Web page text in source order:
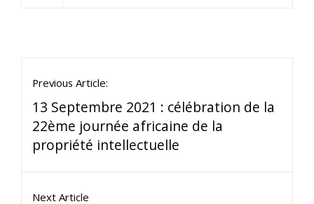
Previous Article:
13 Septembre 2021 : célébration de la
22ème journée africaine de la
propriété intellectuelle
Next Article